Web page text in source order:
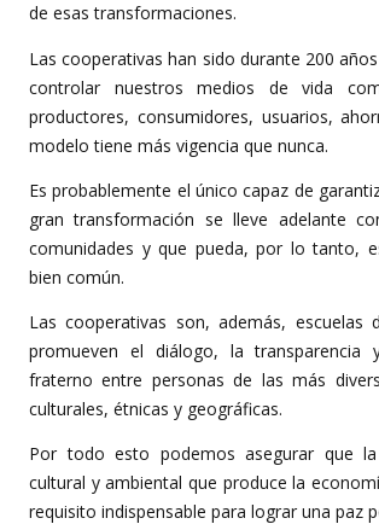
de esas transformaciones.
Las cooperativas han sido durante 200
controlar nuestros medios de vida
productores, consumidores, usuarios,
modelo tiene más vigencia que nunca.
Es probablemente el único capaz de
gran transformación se lleve adelante
comunidades y que pueda, por lo tanto,
bien común.
Las cooperativas son, además, escuelas
promueven el diálogo, la transparencia
fraterno entre personas de las más
culturales, étnicas y geográficas.
Por todo esto podemos asegurar que
cultural y ambiental que produce la
requisito indispensable para lograr una paz